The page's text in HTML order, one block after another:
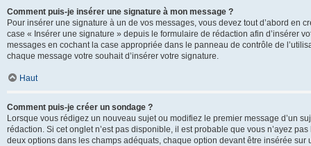
Comment puis-je insérer une signature à mon message ?
Pour insérer une signature à un de vos messages, vous devez tout d’abord en
case « Insérer une signature » depuis le formulaire de rédaction afin d’insérer
messages en cochant la case appropriée dans le panneau de contrôle de
chaque message votre souhait d’insérer votre signature.
Haut
Comment puis-je créer un sondage ?
Lorsque vous rédigez un nouveau sujet ou modifiez le premier message d’un
rédaction. Si cet onglet n’est pas disponible, il est probable que vous n’ayez
deux options dans les champs adéquats, chaque option devant être insérée